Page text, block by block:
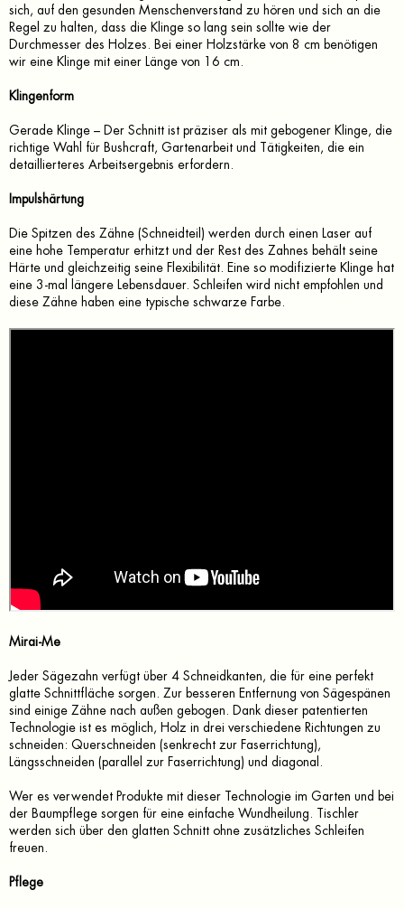
sich, auf den gesunden Menschenverstand zu hören und sich an die
Regel zu halten, dass die Klinge so lang sein sollte wie der
Durchmesser des Holzes. Bei einer Holzstärke von 8 cm benötigen
wir eine Klinge mit einer Länge von 16 cm.
Klingenform
Gerade Klinge – Der Schnitt ist präziser als mit gebogener Klinge, die
richtige Wahl für Bushcraft, Gartenarbeit und Tätigkeiten, die ein
detaillierteres Arbeitsergebnis erfordern.
Impulshärtung
Die Spitzen des Zähne (Schneidteil) werden durch einen Laser auf
eine hohe Temperatur erhitzt und der Rest des Zahnes behält seine
Härte und gleichzeitig seine Flexibilität. Eine so modifizierte Klinge hat
eine 3-mal längere Lebensdauer. Schleifen wird nicht empfohlen und
diese Zähne haben eine typische schwarze Farbe.
Mirai-Me
Jeder Sägezahn verfügt über 4 Schneidkanten, die für eine perfekt
glatte Schnittfläche sorgen. Zur besseren Entfernung von Sägespänen
sind einige Zähne nach außen gebogen. Dank dieser patentierten
Technologie ist es möglich, Holz in drei verschiedene Richtungen zu
schneiden: Querschneiden (senkrecht zur Faserrichtung),
Längsschneiden (parallel zur Faserrichtung) und diagonal.
Wer es verwendet Produkte mit dieser Technologie im Garten und bei
der Baumpflege sorgen für eine einfache Wundheilung. Tischler
werden sich über den glatten Schnitt ohne zusätzliches Schleifen
freuen.
Pflege